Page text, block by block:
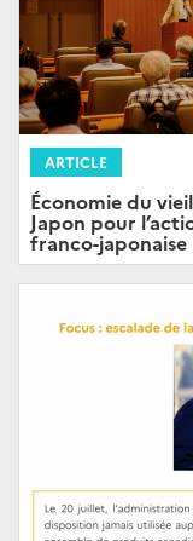
ARTICLE
Économie du
Japon pour
franco-japonaise